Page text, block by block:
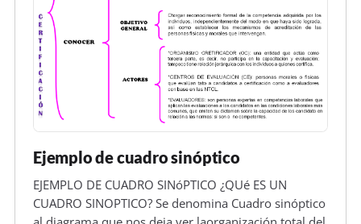
Ejemplo de cuadro sinóptico
EJEMPLO DE CUADRO SINóPTICO ¿QUé ES UN
CUADRO SINOPTICO? Se denomina Cuadro sinóptico